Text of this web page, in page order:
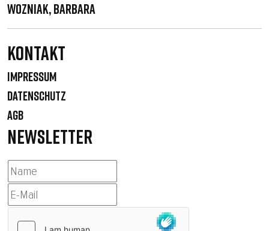
Wozniak, Barbara
Kontakt
IMPRESSUM
DATENSCHUTZ
AGB
NEWSLETTER